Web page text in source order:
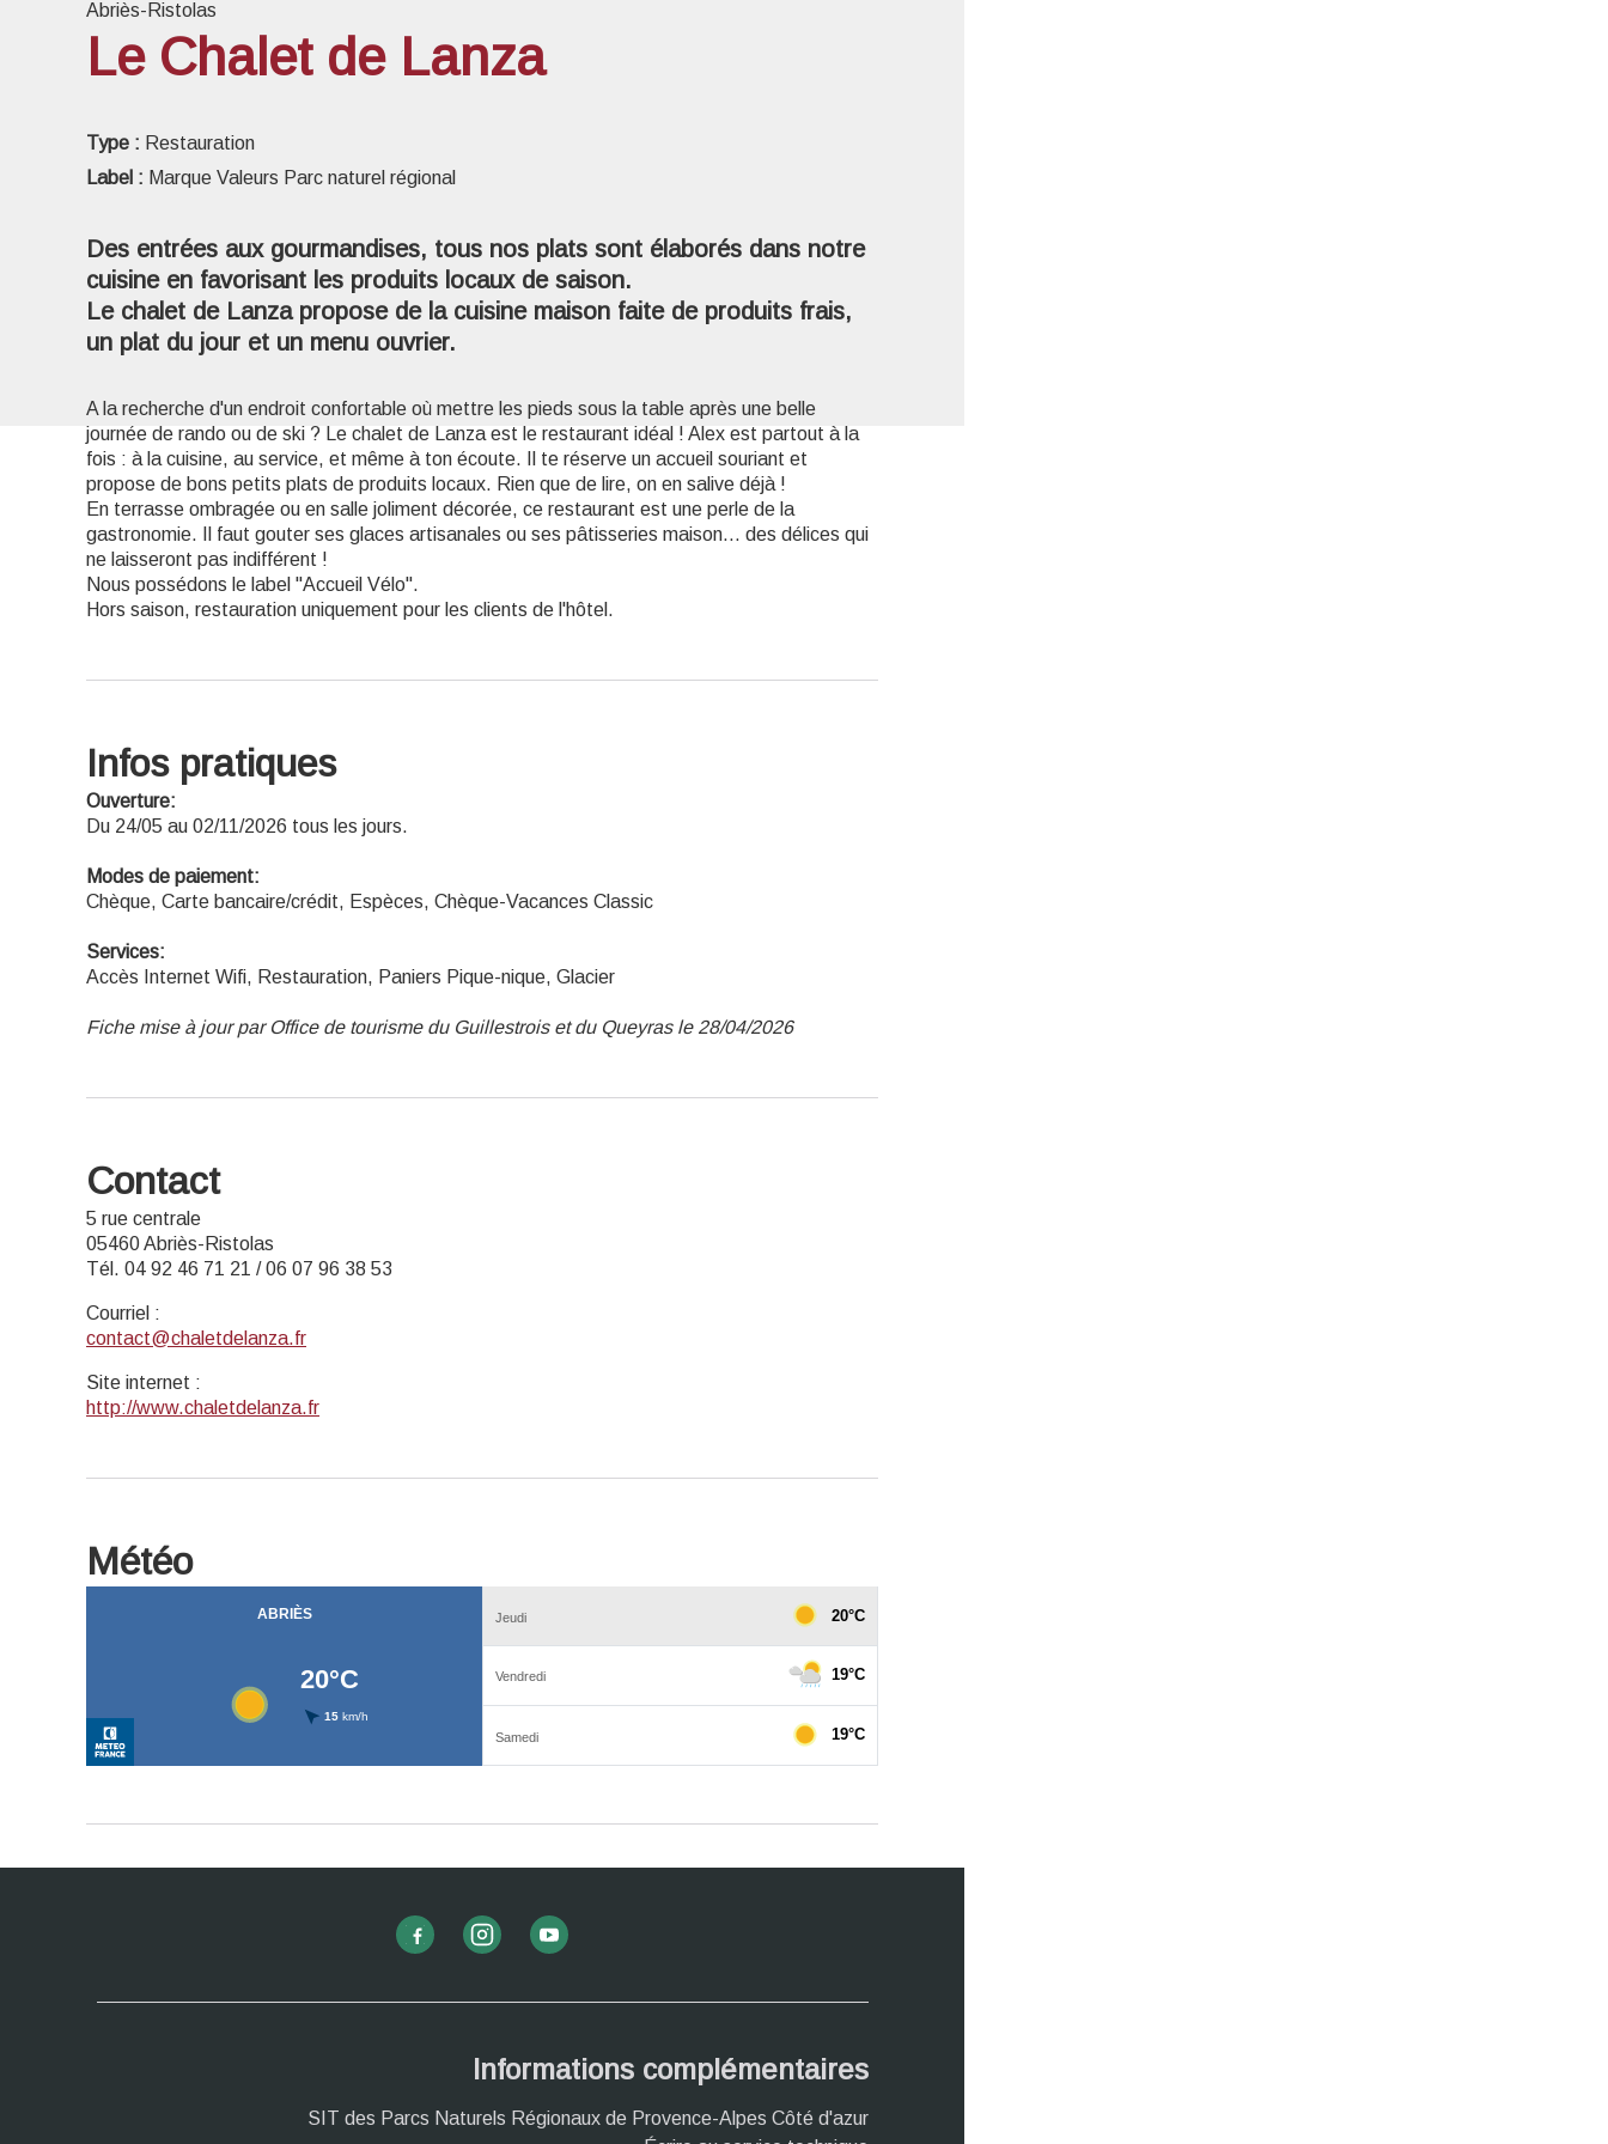
Abriès-Ristolas
Le Chalet de Lanza
Type : Restauration
Label : Marque Valeurs Parc naturel régional
Des entrées aux gourmandises, tous nos plats sont élaborés dans notre
cuisine en favorisant les produits locaux de saison.
Le chalet de Lanza propose de la cuisine maison faite de produits frais,
un plat du jour et un menu ouvrier.
A la recherche d'un endroit confortable où mettre les pieds sous la table après une belle
journée de rando ou de ski ? Le chalet de Lanza est le restaurant idéal ! Alex est partout à la
fois : à la cuisine, au service, et même à ton écoute. Il te réserve un accueil souriant et
propose de bons petits plats de produits locaux. Rien que de lire, on en salive déjà !
En terrasse ombragée ou en salle joliment décorée, ce restaurant est une perle de la
gastronomie. Il faut gouter ses glaces artisanales ou ses pâtisseries maison… des délices qui
ne laisseront pas indifférent !
Nous possédons le label "Accueil Vélo".
Hors saison, restauration uniquement pour les clients de l'hôtel.
Infos pratiques
Ouverture:
Du 24/05 au 02/11/2026 tous les jours.
Modes de paiement:
Chèque, Carte bancaire/crédit, Espèces, Chèque-Vacances Classic
Services:
Accès Internet Wifi, Restauration, Paniers Pique-nique, Glacier
Fiche mise à jour par Office de tourisme du Guillestrois et du Queyras le 28/04/2026
Contact
5 rue centrale
05460 Abriès-Ristolas
Tél. 04 92 46 71 21 / 06 07 96 38 53
Courriel :
contact@chaletdelanza.fr
Site internet :
http://www.chaletdelanza.fr
Météo
Informations complémentaires
SIT des Parcs Naturels Régionaux de Provence-Alpes Côté d'azur